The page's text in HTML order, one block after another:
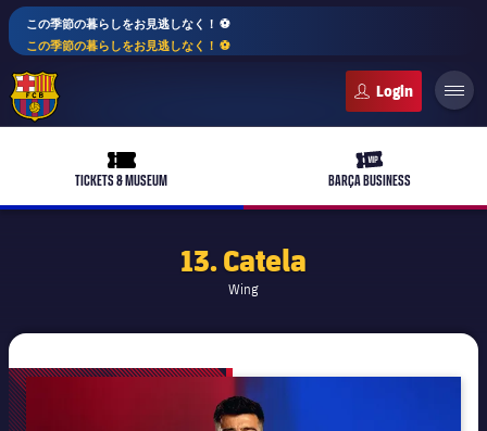
この季節の暮らしをお見逃しなく！ ⚽️
この季節の暮らしをお見逃しなく！ ⚽️
ticket-full
TICKETS & MUSEUM
ticket-vip
BARÇA BUSINESS
バルサアカデミー
13. Catela
Wing